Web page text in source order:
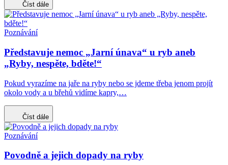
Číst dále
Poznávání
Představuje nemoc „Jarní únava“ u ryb aneb
„Ryby, nespěte, bděte!“
Pokud vyrazíme na jaře na ryby nebo se jdeme třeba jenom projít
okolo vody a u břehů vidíme kapry,…
Číst dále
Poznávání
Povodně a jejich dopady na ryby